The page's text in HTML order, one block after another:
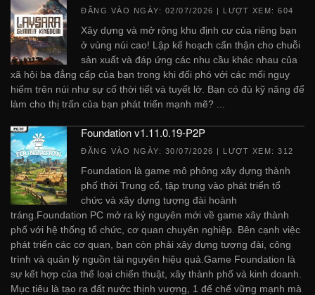
ĐĂNG VÀO NGÀY: 02/07/2026 | LƯỢT XEM: 604
Xây dựng và mở rộng khu định cư của riêng bạn
ở vùng núi cao! Lập kế hoạch cẩn thận cho chuỗi
sản xuất và đáp ứng các nhu cầu khác nhau của
xã hội ba đẳng cấp của bạn trong khi đối phó với các mối nguy
hiểm trên núi như sự cố thời tiết và tuyết lở. Bạn có đủ kỹ năng để
làm cho thị trấn của bạn phát triển mạnh mẽ? ...
Foundation v1.11.0.19-P2P
ĐĂNG VÀO NGÀY: 30/07/2026 | LƯỢT XEM: 312
Foundation là game mô phỏng xây dựng thành
phố thời Trung cổ, tập trung vào phát triển tổ
chức và xây dựng tượng đài hoành
tráng.Foundation PC mở ra kỷ nguyên mới về game xây thành
phố với hệ thống tổ chức, cơ quan chuyên nghiệp. Bên cạnh việc
phát triển các cơ quan, bạn còn phải xây dựng tượng đài, công
trình và quản lý nguồn tài nguyên hiệu quả.Game Foundation là
sự kết hợp của thể loại chiến thuật, xây thành phố và kinh doanh.
Mục tiêu là tạo ra đất nước thịnh vượng, 1 đế chế vững mạnh mà